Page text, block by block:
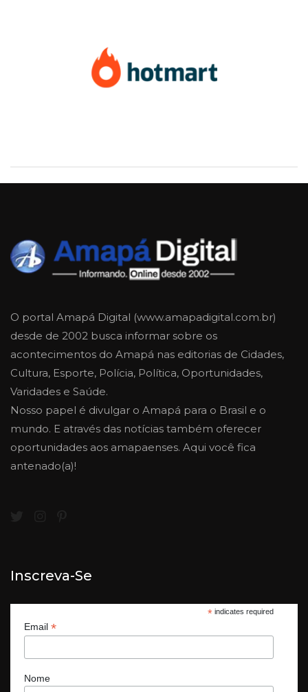
O portal Amapá Digital (www.amapadigital.com.br)
desde de 2002 busca informar sobre os
acontecimentos do Amapá nas editorias de Cidades,
Cultura, Esporte, Polícia, Política, Oportunidades,
Varidades e Saúde.
Nosso papel é divulgar o Amapá para o Brasil e o
mundo. E através das notícias também oferecer
oportunidades aos amapaenses. Aqui você fica
antenado(a)!
Inscreva-Se
*indicates required
Email *
Nome